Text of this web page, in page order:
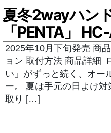
夏冬2wayハン
「PENTA」
2025年10月下旬発売 商
ョン 取付方法 商品詳細
い」がずっと続く、オー
ー。 夏は手元の日よけ
取り […]